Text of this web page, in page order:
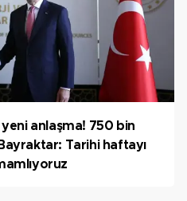
yeni anlaşma! 750 bin
Tarihi haftayı